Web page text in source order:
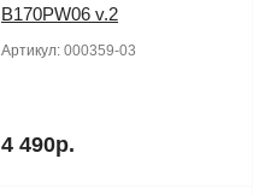
B170PW06 v.2
Артикул: 000359-03
4 490р.